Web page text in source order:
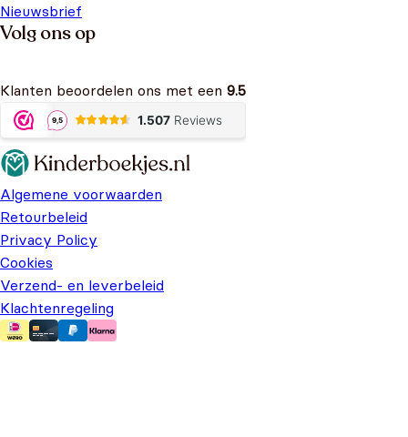
Nieuwsbrief
Volg ons op
Klanten beoordelen ons met een 9.5
Algemene voorwaarden
Retourbeleid
Privacy Policy
Cookies
Verzend- en leverbeleid
Klachtenregeling